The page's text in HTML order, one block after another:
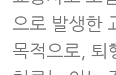
으로 발생한
목적으로, 퇴